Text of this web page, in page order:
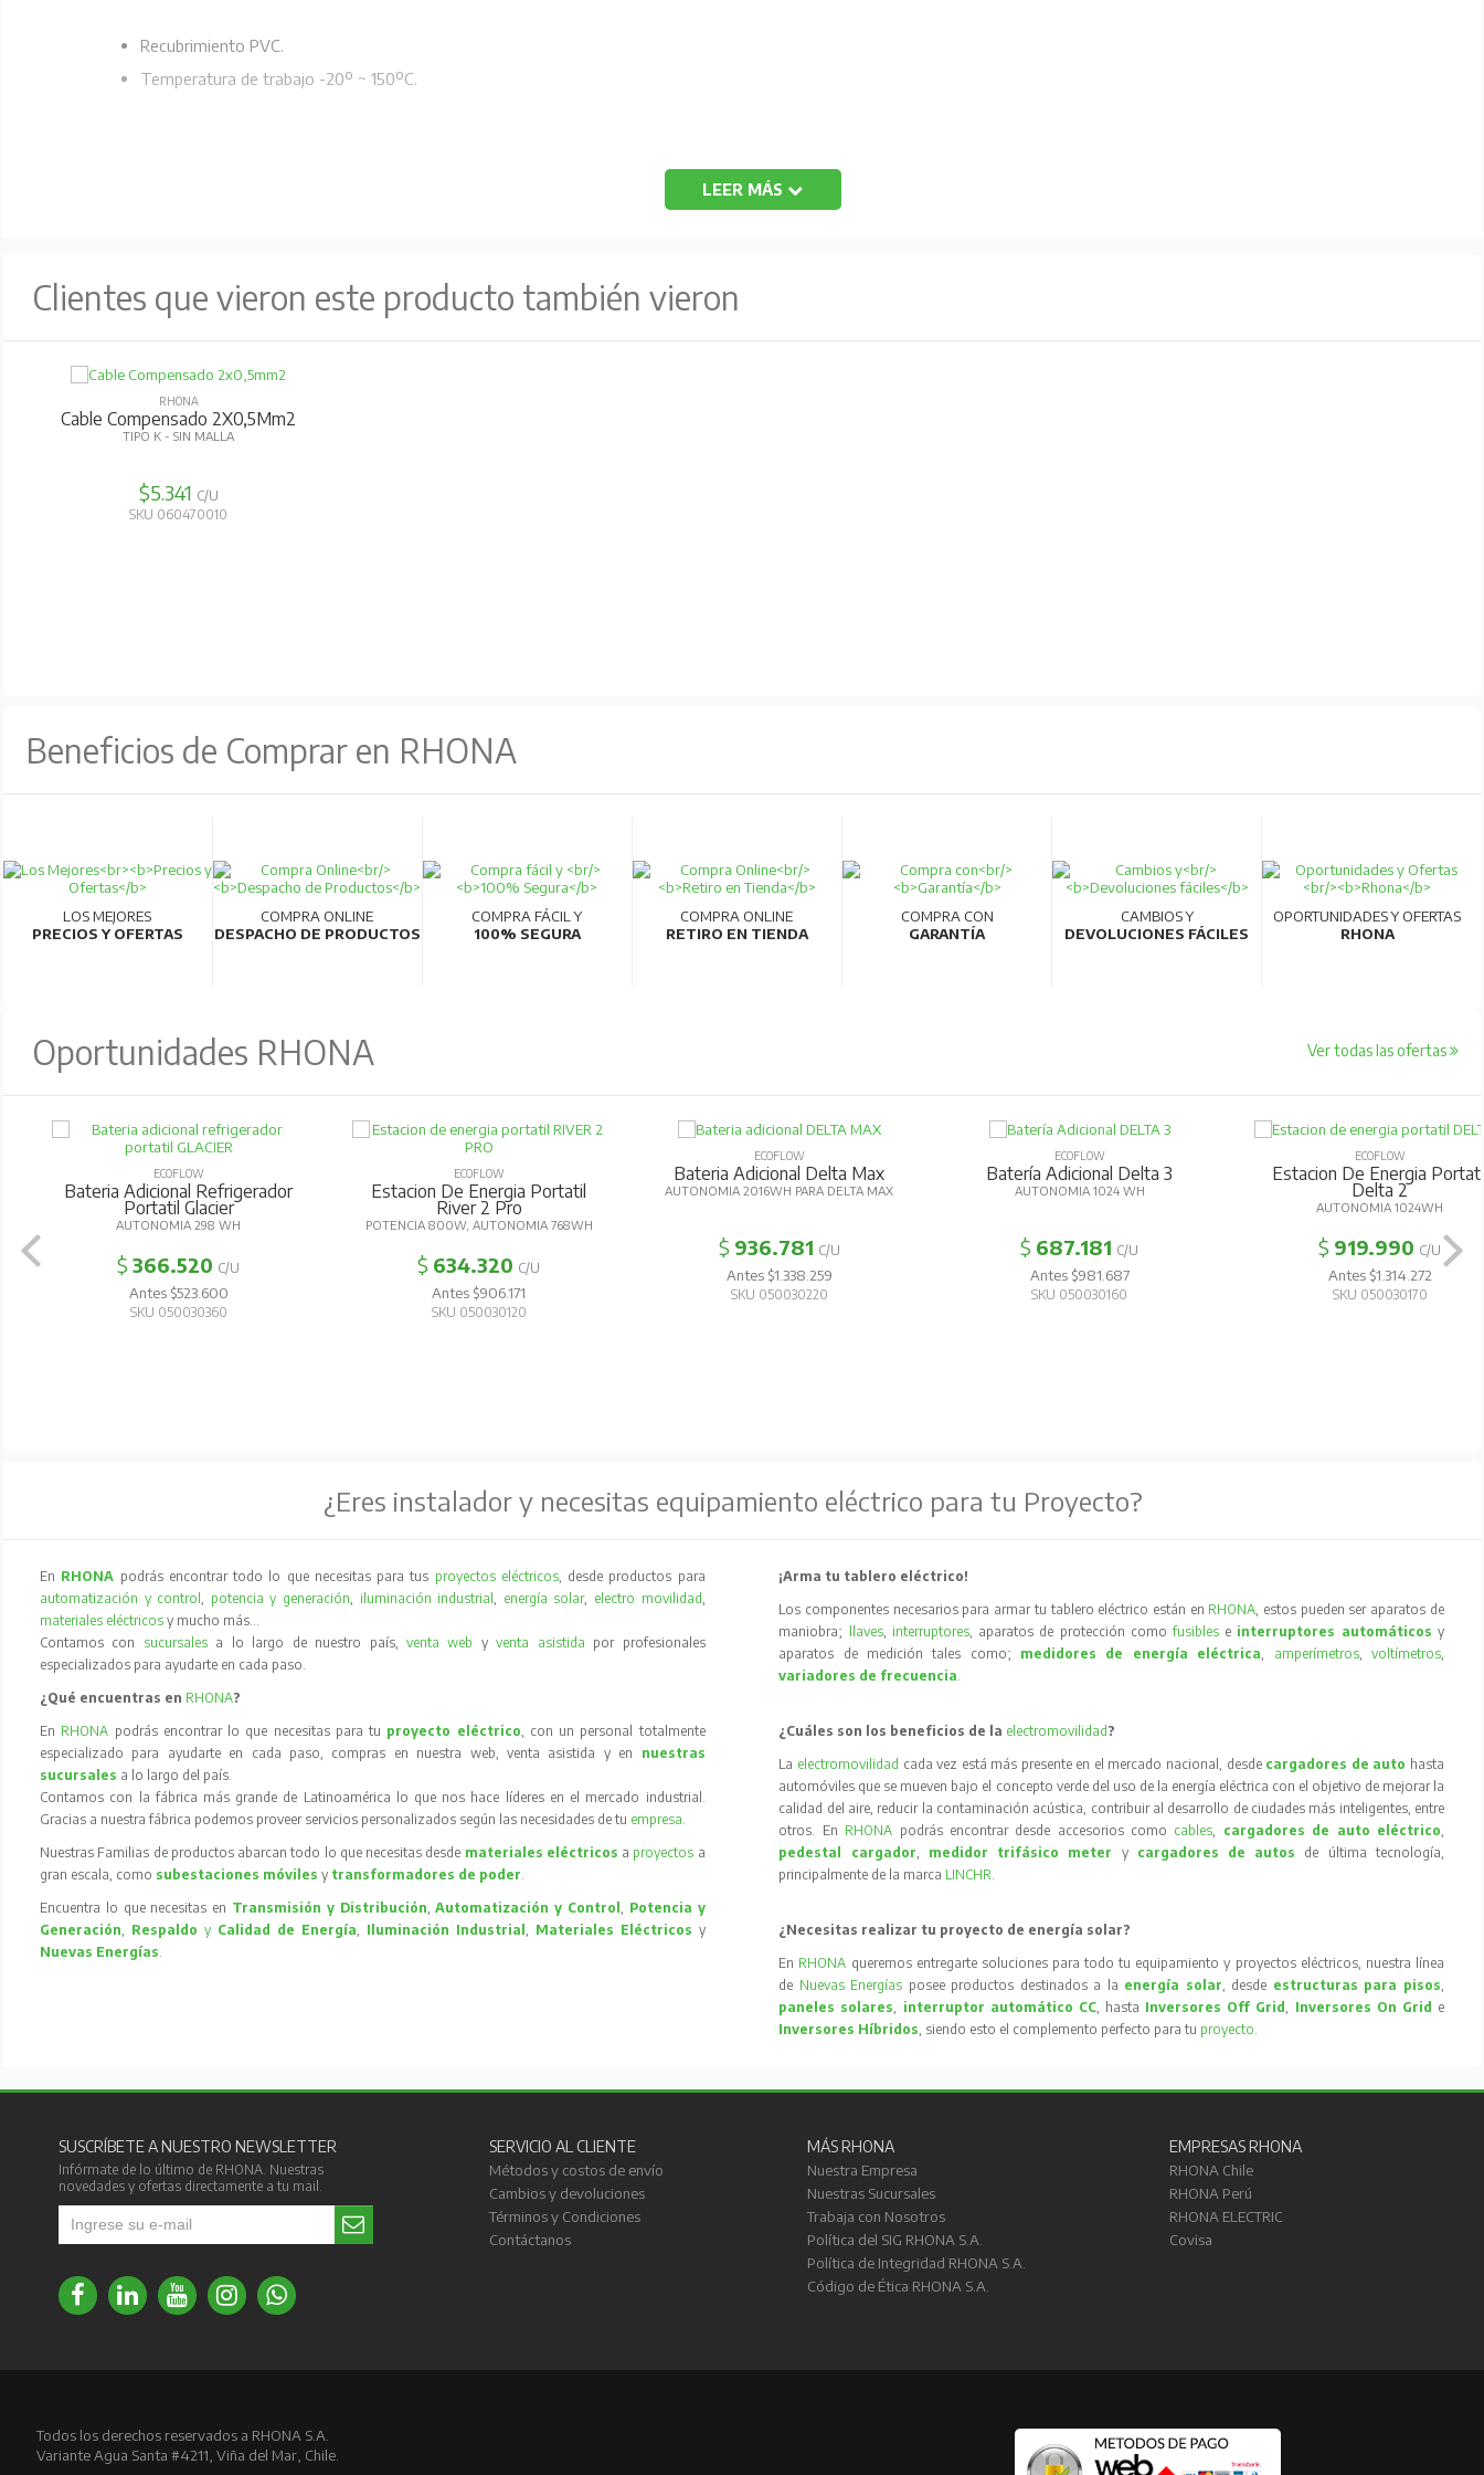
Recubrimiento PVC.
Temperatura de trabajo -20º ~ 150ºC.
LEER MÁS
Clientes que vieron este producto también vieron
RHONA
Cable Compensado 2X0,5Mm2
TIPO K - SIN MALLA
$5.341 C/U
SKU 060470010
Beneficios de Comprar en RHONA
LOS MEJORES
PRECIOS Y OFERTAS
COMPRA ONLINE
DESPACHO DE PRODUCTOS
COMPRA FÁCIL Y
100% SEGURA
COMPRA ONLINE
RETIRO EN TIENDA
COMPRA CON
GARANTÍA
CAMBIOS Y
DEVOLUCIONES FÁCILES
OPORTUNIDADES Y OFERTAS
RHONA
Oportunidades RHONA Ver todas las ofertas
ECOFLOW
Bateria Adicional Refrigerador
Portatil Glacier
AUTONOMIA 298 WH
$366.520 C/U
Antes $523.600
SKU 050030360
ECOFLOW
Estacion De Energia Portatil
River 2 Pro
POTENCIA 800W, AUTONOMIA 768WH
$ 634.320 C/U
Antes $906.171
SKU 050030120
ECOFLOW
Bateria Adicional Delta Max
AUTONOMIA 2016WH PARA DELTA MAX
$ 936.781 C/U
Antes $1.338.259
SKU 050030220
ECOFLOW
Batería Adicional Delta 3
AUTONOMIA 1024 WH
$ 687.181 C/U
Antes $981.687
SKU 050030160
ECOFLOW
Estacion De Energia
Delta 2
AUTONOMIA 1024WH
$ 919.990 C/U
Antes $1.314.272
SKU 050030170
¿Eres instalador y necesitas equipamiento eléctrico para tu Proyecto?
En RHONA podrás encontrar todo lo que necesitas para tus proyectos eléctricos, desde productos para
automatización y control, potencia y generación, iluminación industrial, energía solar, electro movilidad,
materiales eléctricos y mucho más…
Contamos con sucursales a lo largo de nuestro país, venta web yventa asistida por profesionales
especializados para ayudarte en cada paso.
¿Qué encuentras en RHONA?
En RHONA podrás encontrar lo que necesitas para tu proyecto eléctrico, con un personal totalmente
especializado para ayudarte en cada paso, compras en nuestra web, venta asistida y en nuestras
sucursales a lo largo del país.
Contamos con la fábrica más grande de Latinoamérica lo que nos hace líderes en el mercado industrial.
Gracias a nuestra fábrica podemos proveer servicios personalizados según las necesidades de tu empresa.
Nuestras Familias de productos abarcan todo lo que necesitas desde materiales eléctricos a proyectos a
gran escala, como subestaciones móvilesy transformadores de poder.
Encuentra lo que necesitas en Transmisión y Distribución,Automatización y Control, Potencia y
Generación, Respaldo y Calidad de Energía, Iluminación Industrial , Materiales Eléctricos y
Nuevas Energías.
¡Arma tu tablero eléctrico!
Los componentes necesarios para armar tu tablero eléctrico están en RHONA, estos pueden ser aparatos de
maniobra;
llaves, interruptores, aparatos de protección comofusibles e interruptores automáticos y
aparatos de medición tales como; medidores de energía eléctrica, amperímetros, voltímetros,
variadores de frecuencia.
¿Cuáles son los beneficios de la electromovilidad ?
La electromovilidad cada vez está más presente en el mercado nacional, desde cargadores de auto hasta
automóviles que se mueven bajo el concepto verde del uso de la energía eléctrica con el objetivo de mejorar la
calidad del aire, reducir la contaminación acústica, contribuir al desarrollo de ciudades más inteligentes, entre
otros. En RHONA podrás encontrar desde accesorios como cables, cargadores de auto eléctrico,
pedestal cargador, medidor trifásico meter y cargadores de autos
de última tecnología,
principalmente de la marca LINCHR.
¿Necesitas realizar tu proyecto de energía solar?
En RHONA queremos entregarte soluciones para todo tu equipamiento y proyectos eléctricos, nuestra línea
de Nuevas Energías posee productos destinados a la energía solar, desde estructuras para pisos,
paneles solares, interruptor automático CC, hasta Inversores Off Grid, Inversores On Grid e
Inversores Híbridos, siendo esto el complemento perfecto para tu proyecto.
SUSCRÍBETE A NUESTRO NEWSLETTER
Infórmate de lo último de RHONA. Nuestras
novedades y ofertas directamente a tu mail.
SERVICIO AL CLIENTE
Métodos y costos de envío
Cambios y devoluciones
Términos y Condiciones
Contáctanos
MÁS RHONA
Nuestra Empresa
Nuestras Sucursales
Trabaja con Nosotros
Política del SIG RHONA S.A.
Política de Integridad RHONA S.A.
Código de Ética RHONA S.A.
EMPRESAS RHONA
RHONA Chile
RHONA Perú
RHONA ELECTRIC
Covisa
Todos los derechos reservados a RHONA S.A.
Variante Agua Santa #4211, Viña del Mar, Chile.